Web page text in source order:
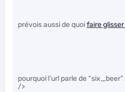
prévois aussi de quoifaire
pourquoi l’url parle de “six_beer”
/>